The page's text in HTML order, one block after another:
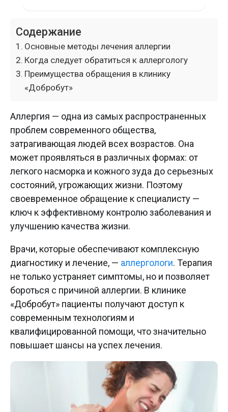
Содержание
Основные методы лечения аллергии
Когда следует обратиться к аллергологу
Преимущества обращения в клинику
«Добробут»
Аллергия — одна из самых распространенных
проблем современного общества,
затрагивающая людей всех возрастов. Она
может проявляться в различных формах: от
легкого насморка и кожного зуда до серьезных
состояний, угрожающих жизни. Поэтому
своевременное обращение к специалисту —
ключ к эффективному контролю заболевания и
улучшению качества жизни.
Врачи, которые обеспечивают комплексную
диагностику и лечение, — аллергологи. Терапия
не только устраняет симптомы, но и позволяет
бороться с причиной аллергии. В клинике
«Добробут» пациенты получают доступ к
современным технологиям и
квалифицированной помощи, что значительно
повышает шансы на успех лечения.